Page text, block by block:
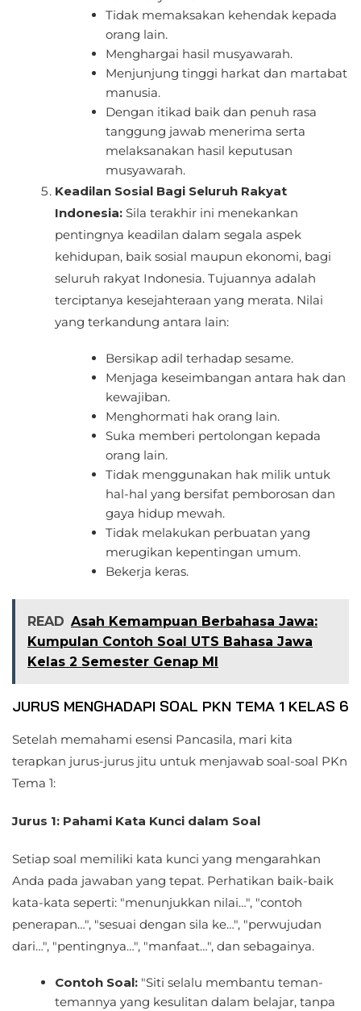
Tidak memaksakan kehendak kepada
orang lain.
Menghargai hasil musyawarah.
Menjunjung tinggi harkat dan martabat
manusia.
Dengan itikad baik dan penuh rasa
tanggung jawab menerima serta
melaksanakan hasil keputusan
musyawarah.
Keadilan Sosial Bagi Seluruh Rakyat
Indonesia: Sila terakhir ini menekankan
pentingnya keadilan dalam segala aspek
kehidupan, baik sosial maupun ekonomi, bagi
seluruh rakyat Indonesia. Tujuannya adalah
terciptanya kesejahteraan yang merata. Nilai
yang terkandung antara lain:
Bersikap adil terhadap sesame.
Menjaga keseimbangan antara hak dan
kewajiban.
Menghormati hak orang lain.
Suka memberi pertolongan kepada
orang lain.
Tidak menggunakan hak milik untuk
hal-hal yang bersifat pemborosan dan
gaya hidup mewah.
Tidak melakukan perbuatan yang
merugikan kepentingan umum.
Bekerja keras.
READ Asah Kemampuan Berbahasa Jawa:
Kumpulan Contoh Soal UTS Bahasa Jawa
Kelas 2 Semester Genap MI
JURUS MENGHADAPI SOAL PKN TEMA 1 KELAS 6
Setelah memahami esensi Pancasila, mari kita
terapkan jurus-jurus jitu untuk menjawab soal-soal PKn
Tema 1:
Jurus 1: Pahami Kata Kunci dalam Soal
Setiap soal memiliki kata kunci yang mengarahkan
Anda pada jawaban yang tepat. Perhatikan baik-baik
kata-kata seperti: "menunjukkan nilai…", "contoh
penerapan…", "sesuai dengan sila ke…", "perwujudan
dari…", "pentingnya…", "manfaat…", dan sebagainya.
Contoh Soal: "Siti selalu membantu teman-
temannya yang kesulitan dalam belajar, tanpa